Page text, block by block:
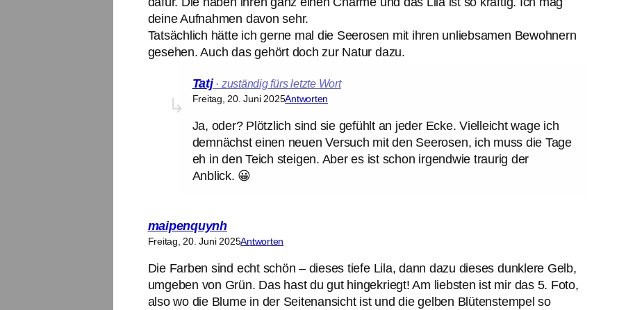
deine Aufnahmen davon sehr.
Tatsächlich hätte ich gerne mal die Seerosen mit ihren unliebsamen Bewohnern
gesehen. Auch das gehört doch zur Natur dazu.
Tatj
Freitag, 20. Juni 2025Antworten
Ja, oder? Plötzlich sind sie gefühlt an jeder Ecke. Vielleicht wage ich
demnächst einen neuen Versuch mit den Seerosen, ich muss die Tage
eh in den Teich steigen. Aber es ist schon irgendwie traurig der
Anblick. 😀
maipenquynh
Freitag, 20. Juni 2025Antworten
Die Farben sind echt schön – dieses tiefe Lila, dann dazu dieses dunklere Gelb,
umgeben von Grün. Das hast du gut hingekriegt! Am liebsten ist mir das 5. Foto,
also wo die Blume in der Seitenansicht ist und die gelben Blütenstempel so